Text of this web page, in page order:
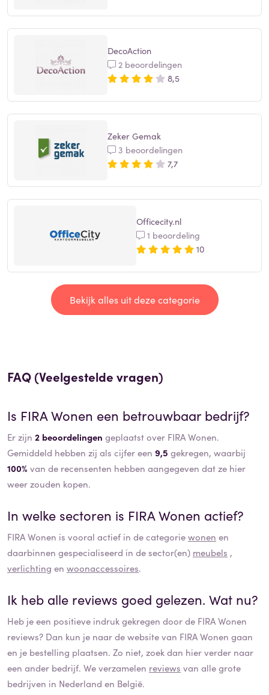
DecoAction
2 beoordelingen
8,5
Zeker Gemak
3 beoordelingen
7,7
Officecity.nl
1 beoordeling
10
Bekijk alles uit deze categorie
FAQ (Veelgestelde vragen)
Is FIRA Wonen een betrouwbaar bedrijf?
Er zijn 2 beoordelingen geplaatst over FIRA Wonen.
Gemiddeld hebben zij als cijfer een 9,5 gekregen, waarbij
100% van de recensenten hebben aangegeven dat ze hier
weer zouden kopen.
In welke sectoren is FIRA Wonen actief?
FIRA Wonen is vooral actief in de categoriewonen en
daarbinnen gespecialiseerd in de sector(en) meubels ,
verlichting en woonaccessoires.
Ik heb alle reviews goed gelezen. Wat nu?
Heb je een positieve indruk gekregen door de FIRA Wonen
reviews? Dan kun je naar de website van FIRA Wonen gaan
en je bestelling plaatsen. Zo niet, zoek dan hier verder naar
een ander bedrijf. We verzamelen reviews van alle grote
bedrijven in Nederland en België.